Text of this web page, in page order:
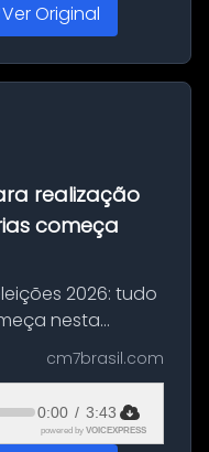
Ver Original
realização
começa
2026: tudo
nesta
agosto o prazo
federações
cm7brasil.com
0:00 / 3:43
powered by VOICEXPRESS